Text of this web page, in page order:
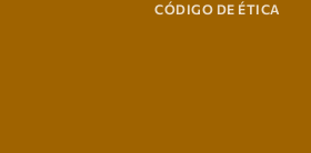
CÓDIGO DE ÉTICA